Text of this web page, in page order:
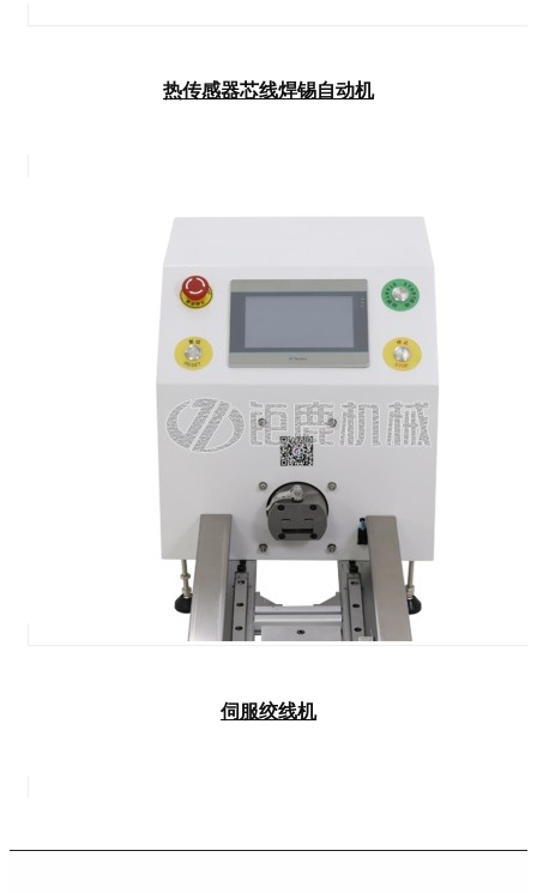
热传感器芯线焊锡自动机
伺服绞线机